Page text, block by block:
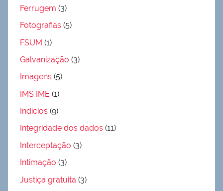
Ferrugem (3)
Fotografias (5)
FSUM (1)
Galvanização (3)
Imagens (5)
IMS IME (1)
Indícios (9)
Integridade dos dados (11)
Interceptação (3)
Intimação (3)
Justiça gratuita (3)